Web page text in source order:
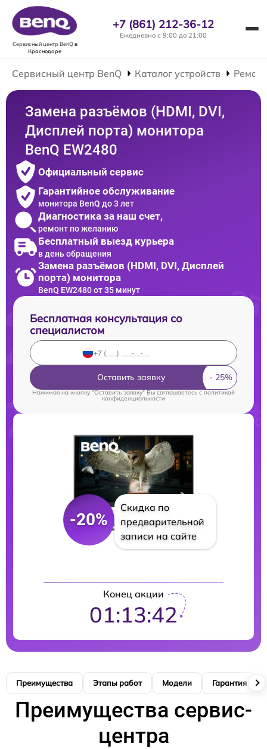
Сервисный центр BenQв
Краснодаре
+7 (861) 212-36-12
Ежедневно с 9:00 до 21:00
Сервисный центр BenQ Каталог устройств
Замена разъёмов (HDMI, DVI,
Дисплей порта) монитора
BenQ EW2480
Официальный сервис
Гарантийное обслуживание
монитора BenQ до 3 лет
Диагностика за наш счет,
ремонт по желанию
Бесплатный выезд курьера
в день обращения
Замена разъёмов (HDMI, DVI, Дисплей
порта) монитора
BenQ EW2480 от 35 минут
Бесплатная консультация со
специалистом
Оставить заявку
Нажимая на кнопку "Оставить заявку" Вы соглашаетесь cполитикой
конфиденциальности
-20%
Скидка по
предварительной
записи на сайте
Конец акции
01:13:41
Преимущества Этапы работ Модели Гарантия
Преимущества сервис-
центра